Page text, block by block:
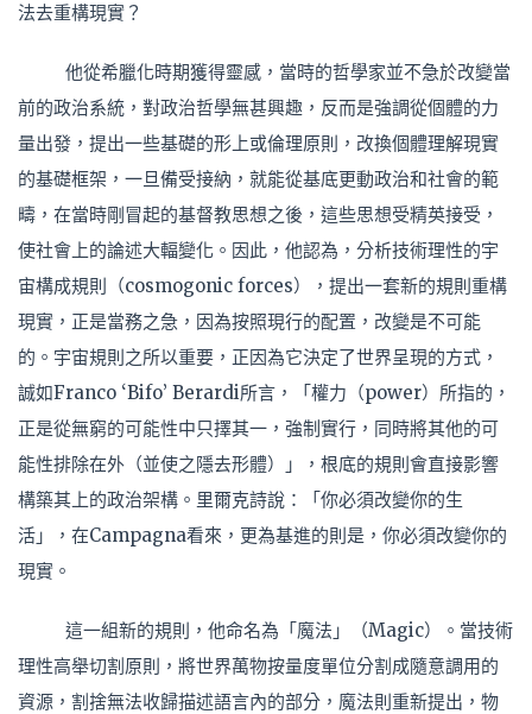
法去重構現實？
他從希臘化時期獲得靈感，當時的哲學家並不急於改變當
前的政治系統，對政治哲學無甚興趣，反而是強調從個體的力
量出發，提出一些基礎的形上或倫理原則，改換個體理解現實
的基礎框架，一旦備受接納，就能從基底更動政治和社會的範
疇，在當時剛冒起的基督教思想之後，這些思想受精英接受，
使社會上的論述大輻變化。因此，他認為，分析技術理性的宇
宙構成規則（cosmogonic forces），提出一套新的規則重構
現實，正是當務之急，因為按照現行的配置，改變是不可能
的。宇宙規則之所以重要，正因為它決定了世界呈現的方式，
誠如Franco ‘Bifo’ Berardi所言，「權力（power）所指的，
正是從無窮的可能性中只擇其一，強制實行，同時將其他的可
能性排除在外（並使之隱去形體）」，根底的規則會直接影響
構築其上的政治架構。里爾克詩說：「你必須改變你的生
活」，在Campagna看來，更為基進的則是，你必須改變你的
現實。
這一組新的規則，他命名為「魔法」（Magic）。當技術
理性高舉切割原則，將世界萬物按量度單位分割成隨意調用的
資源，割捨無法收歸描述語言內的部分，魔法則重新提出，物